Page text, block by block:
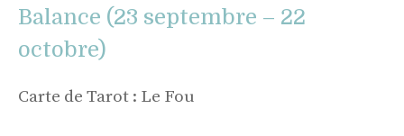
Balance (23 septembre – 22
octobre)
Carte de Tarot : Le Fou